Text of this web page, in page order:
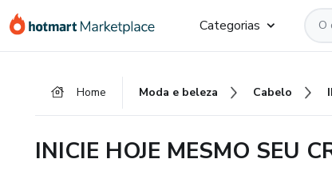
para
para
para
Categorias
Home Moda e beleza Cabelo
INICIE HOJE MESMO SEU